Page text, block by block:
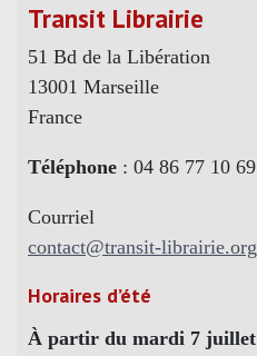
Transit Librairie
51 Bd de la Libération
13001 Marseille
France
Téléphone : 04 86 77 10 69
Courriel
contact@transit-librairie.org
Horaires d’été
À partir du mardi 7 juillet